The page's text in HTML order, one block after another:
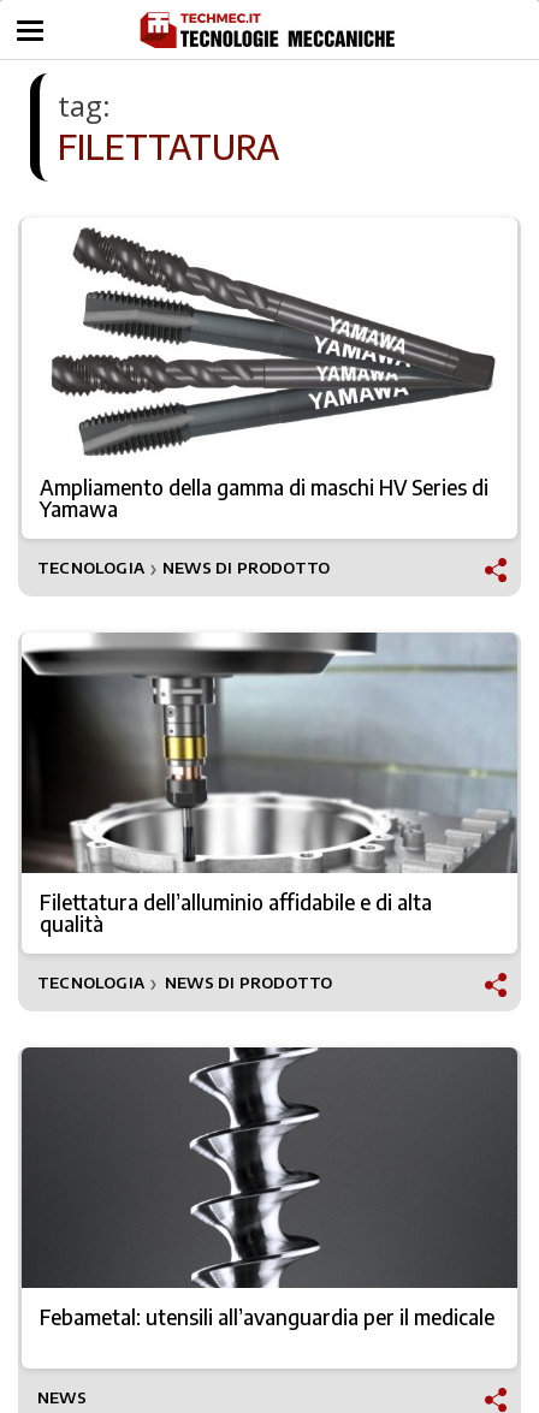
tag:
FILETTATURA
Ampliamento della gamma di maschi HV Series di
Yamawa
TECNOLOGIA ❯ NEWS DI PRODOTTO
Filettatura dell’alluminio affidabile e di alta
qualità
TECNOLOGIA ❯ NEWS DI PRODOTTO
Febametal: utensili all’avanguardia per il medicale
NEWS